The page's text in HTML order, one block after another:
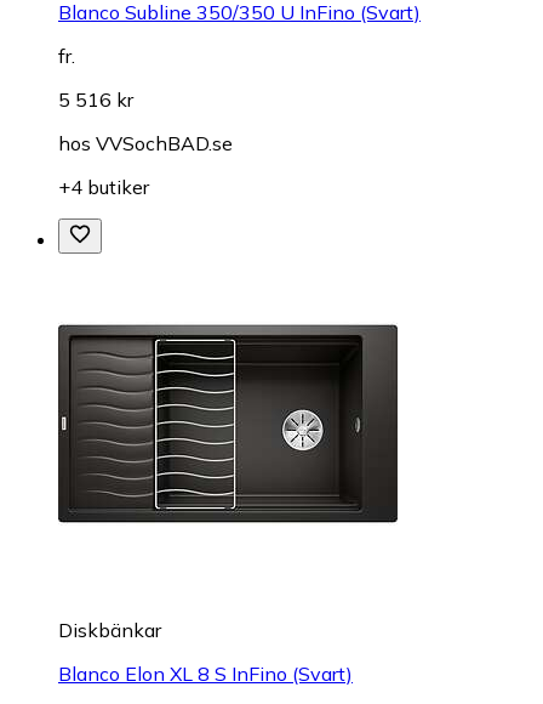
Blanco Subline 350/350 U InFino (Svart)
fr.
5 516 kr
hos VVSochBAD.se
+4 butiker
Diskbänkar
Blanco Elon XL 8 S InFino (Svart)